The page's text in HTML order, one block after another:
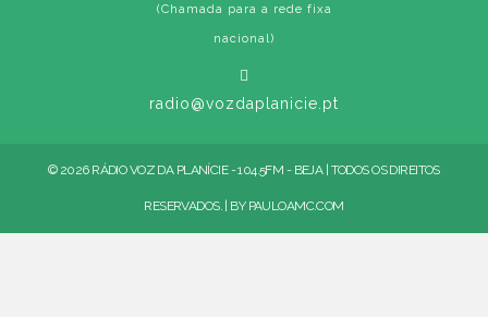
(Chamada para a rede fixa
nacional)
radio@vozdaplanicie.pt
© 2026 RÁDIO VOZ DA PLANÍCIE - 104.5FM - BEJA | TODOS OS DIREITOS
RESERVADOS. | BY PAULOAMC.COM